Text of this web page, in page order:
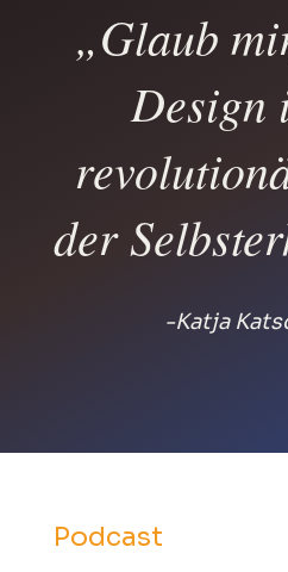
„Glaub
Design
der
-Katja
Podcast